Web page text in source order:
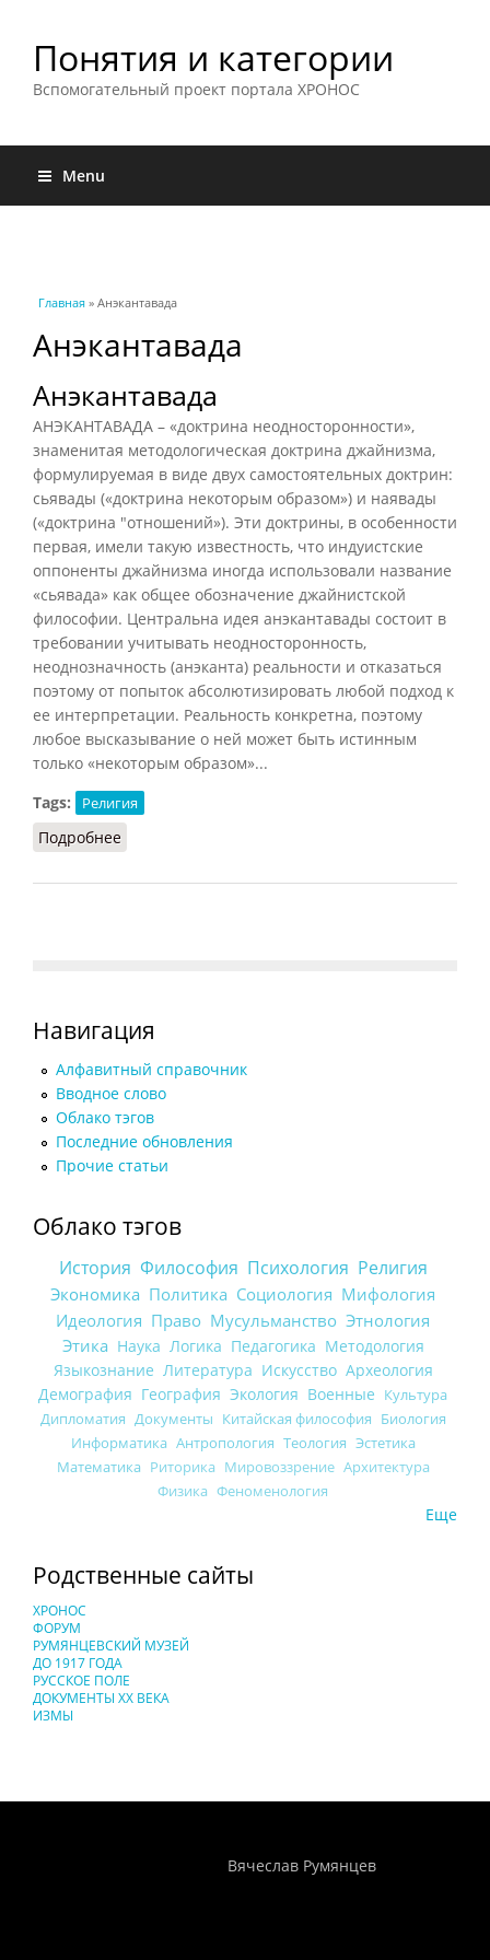
Понятия и категории
Вспомогательный проект портала ХРОНОС
Menu
Вы здесь
Главная » Анэкантавада
Анэкантавада
Анэкантавада
АНЭКАНТАВАДА – «доктрина неодносторонности»,
знаменитая методологическая доктрина джайнизма,
формулируемая в виде двух самостоятельных доктрин:
сьявады («доктрина некоторым образом») и наявады
(«доктрина "отношений»). Эти доктрины, в особенности
первая, имели такую известность, что индуистские
оппоненты джайнизма иногда использовали название
«сьявада» как общее обозначение джайнистской
философии. Центральна идея анэкантавады состоит в
требовании учитывать неодносторонность,
неоднозначность (анэканта) реальности и отказаться
поэтому от попыток абсолютизировать любой подход к
ее интерпретации. Реальность конкретна, поэтому
любое высказывание о ней может быть истинным
только «некоторым образом»...
Tags:
Религия
Подробнее
Навигация
Алфавитный справочник
Вводное слово
Облако тэгов
Последние обновления
Прочие статьи
Облако тэгов
История Философия Психология Религия
Экономика Политика Социология Мифология
Идеология Право Мусульманство Этнология
Этика Наука Логика Педагогика Методология
Языкознание Литература Искусство Археология
Демография География Экология Военные Культура
Дипломатия Документы Китайская философия Биология
Информатика Антропология Теология Эстетика
Математика Риторика Мировоззрение Архитектура
Физика Феноменология
Еще
Родственные сайты
ХРОНОС
ФОРУМ
РУМЯНЦЕВСКИЙ МУЗЕЙ
ДО 1917 ГОДА
РУССКОЕ ПОЛЕ
ДОКУМЕНТЫ XX ВЕКА
ИЗМЫ
Вячеслав Румянцев